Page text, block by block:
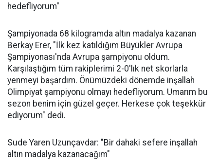
hedefliyorum"
Şampiyonada 68 kilogramda altın madalya kazanan
Berkay Erer, "İlk kez katıldığım Büyükler Avrupa
Şampiyonası'nda Avrupa şampiyonu oldum.
Karşılaştığım tüm rakiplerimi 2-0'lık net skorlarla
yenmeyi başardım. Önümüzdeki dönemde inşallah
Olimpiyat şampiyonu olmayı hedefliyorum. Umarım bu
sezon benim için güzel geçer. Herkese çok teşekkür
ediyorum" dedi.
Sude Yaren Uzunçavdar: "Bir dahaki sefere inşallah
altın madalya kazanacağım"